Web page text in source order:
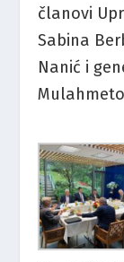
članovi
Sabina
Nanić i